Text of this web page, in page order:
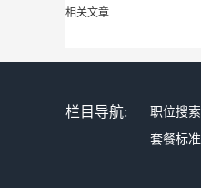
相关文章
栏目导航: 职位搜索
套餐标准